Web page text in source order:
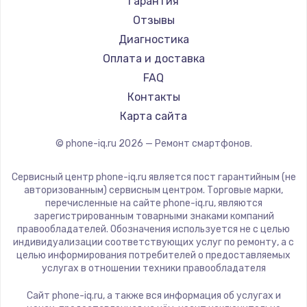
1430 руб.
Заказать
Чистка от пыли
1330 руб.
Заказать
2600 руб.
Заказать
Замена материнской платы
1690 руб.
Ремонт смартфонов HP
Ремонт смартфонов Poco
Ремонт смартфонов HTC
Ремонт смартфонов Blackmagic
Ремонт смартфонов Nothing
Ремонт смартфонов iQOO
Kyocera
LeEco
OnePlus
teXet
Motorola
Prestigio
Elephone
BlackView
Google
Vertu
Tp-Link
Отзывы
Диагностика
Оплата и доставка
FAQ
Контакты
Карта сайта
© phone-iq.ru 2026 — Ремонт смартфонов.
Сервисный центр phone-iq.ru является пост гарантийным (не
авторизованным) сервисным центром. Торговые марки,
перечисленные на сайте phone-iq.ru, являются
зарегистрированным товарными знаками компаний
правообладателей. Обозначения используется не с целью
индивидуализации соответствующих услуг по ремонту, а с
целью информирования потребителей о предоставляемых
услугах в отношении техники правообладателя
Сайт phone-iq.ru, а также вся информация об услугах и